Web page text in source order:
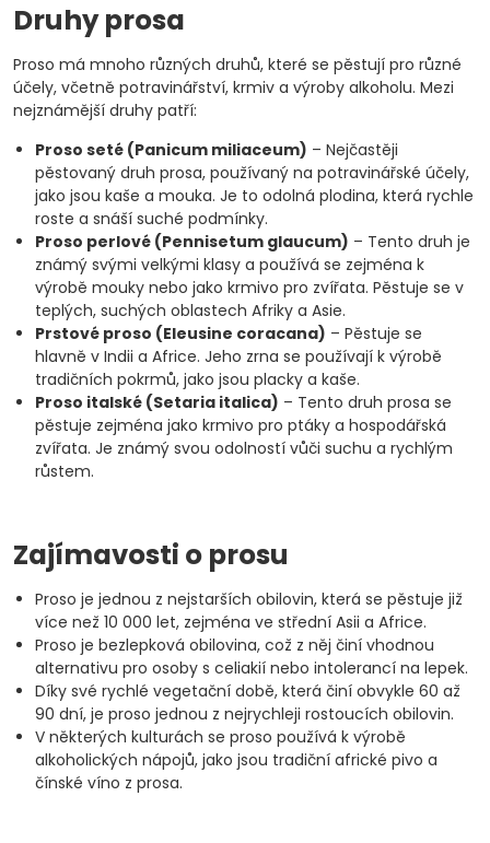
Druhy prosa
Proso má mnoho různých druhů, které se pěstují pro různé
účely, včetně potravinářství, krmiv a výroby alkoholu. Mezi
nejznámější druhy patří:
Proso seté (Panicum miliaceum) – Nejčastěji
pěstovaný druh prosa, používaný na potravinářské účely,
jako jsou kaše a mouka. Je to odolná plodina, která rychle
roste a snáší suché podmínky.
Proso perlové (Pennisetum glaucum) – Tento druh je
známý svými velkými klasy a používá se zejména k
výrobě mouky nebo jako krmivo pro zvířata. Pěstuje se v
teplých, suchých oblastech Afriky a Asie.
Prstové proso (Eleusine coracana) – Pěstuje se
hlavně v Indii a Africe. Jeho zrna se používají k výrobě
tradičních pokrmů, jako jsou placky a kaše.
Proso italské (Setaria italica) – Tento druh prosa se
pěstuje zejména jako krmivo pro ptáky a hospodářská
zvířata. Je známý svou odolností vůči suchu a rychlým
růstem.
Zajímavosti o prosu
Proso je jednou z nejstarších obilovin, která se pěstuje již
více než 10 000 let, zejména ve střední Asii a Africe.
Proso je bezlepková obilovina, což z něj činí vhodnou
alternativu pro osoby s celiakií nebo intolerancí na lepek.
Díky své rychlé vegetační době, která činí obvykle 60 až
90 dní, je proso jednou z nejrychleji rostoucích obilovin.
V některých kulturách se proso používá k výrobě
alkoholických nápojů, jako jsou tradiční africké pivo a
čínské víno z prosa.